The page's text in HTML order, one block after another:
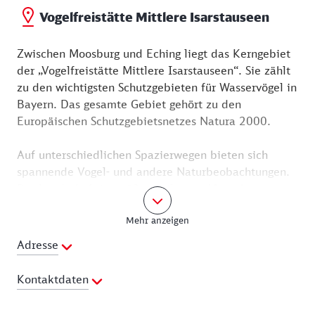
Vogelfreistätte Mittlere Isarstauseen
Zwischen Moosburg und Eching liegt das Kerngebiet
der „Vogelfreistätte Mittlere Isarstauseen“. Sie zählt
zu den wichtigsten Schutzgebieten für Wasservögel in
Bayern. Das gesamte Gebiet gehört zu den
Europäischen Schutzgebietsnetzes Natura 2000.
Auf unterschiedlichen Spazierwegen bieten sich
spannende Vogel- und andere Naturbeobachtungen.
Die Landschaft ist größtenteils vom Menschen
gestaltete und von der Natur neu angeeignet. Der
Echinger Stausee zeichnet sich durch Schlick und
Flachwasserbereiche aus, die vor allem Watvögeln
Nahrung bieten.
Die ausgedehnten Schilffelder sind für
Mehr anzeigen
Adresse
Kontaktdaten